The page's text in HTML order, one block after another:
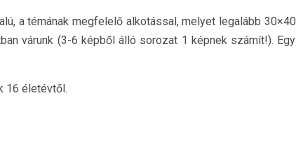
a témának megfelelő alkotással, melyet legalább 30×40
várunk (3-6 képből álló sorozat 1 képnek számít!). Egy
16 életévtől.